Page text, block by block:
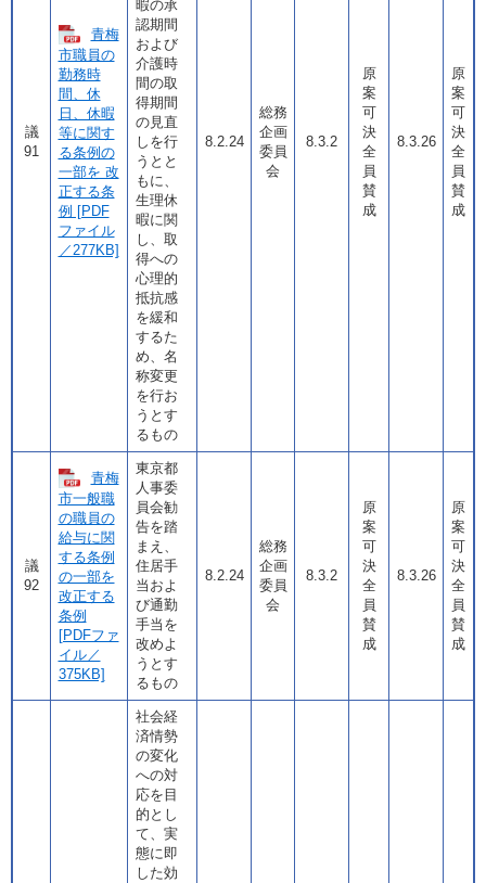
議
91
青梅
市職員の
勤務時
間、休
日、休暇
等に関す
る条例の
一部を 改
正する条
例 [PDF
ファイル
／277KB]
暇の承
認期間
および
介護時
間の取
得期間
の見直
しを行
うとと
もに、
生理休
暇に関
し、取
得への
心理的
抵抗感
を緩和
するた
め、名
称変更
を行お
うとす
るもの
8.2.24
総務
企画
委員
会
8.3.2
原
案
可
決
全
員
賛
成
8.3.26
原
案
可
決
全
員
賛
成
議
92
青梅
市一般職
の職員の
給与に関
する条例
の一部を
改正する
条例
[PDFファ
イル／
375KB]
東京都
人事委
員会勧
告を踏
まえ、
住居手
当およ
び通勤
手当を
改めよ
うとす
るもの
8.2.24
総務
企画
委員
会
8.3.2
原
案
可
決
全
員
賛
成
8.3.26
原
案
可
決
全
員
賛
成
社会経
済情勢
の変化
への対
応を目
的とし
て、実
態に即
した効